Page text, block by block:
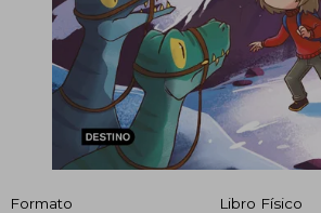
Formato
Libro Físico